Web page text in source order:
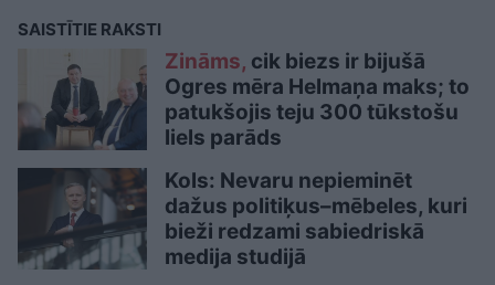
SAISTĪTIE RAKSTI
Zināms, cik biezs ir bijušā
Ogres mēra Helmaņa maks; to
patukšojis teju 300 tūkstošu
liels parāds
Kols: Nevaru nepieminēt
dažus politiķus–mēbeles, kuri
bieži redzami sabiedriskā
medija studijā